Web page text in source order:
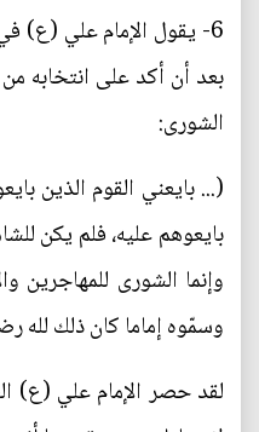
6- يقول الإمام علي (ع)
بعد أن أكد على انتخابه
الشورى:
(... بايعني القوم الذين
بايعوهم عليه، فلم يكن
وإنما الشورى للمهاجرين
وسمّوه إماما كان ذلك لله
لقد حصر الإمام علي (ع)